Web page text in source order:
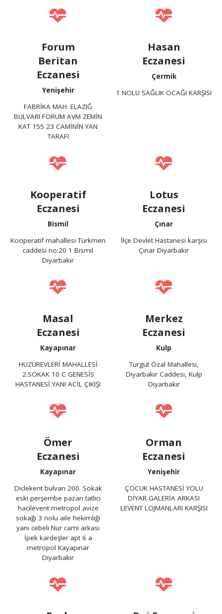
Forum
Beritan
Eczanesi
Yenişehir
FABRİKA MAH. ELAZIĞ
BULVARI FORUM AVM ZEMİN
KAT 155 23 CAMİNİN YAN
TARAFI
Hasan
Eczanesi
Çermik
1 NOLU SAĞLIK OCAĞI KARŞISI
Kooperatif
Eczanesi
Bismil
Kooperatif mahallesi Türkmen
caddesi no:20 1 Bismil
Diyarbakır
Lotus
Eczanesi
Çınar
İlçe Devlet Hastanesi karşısı
Çınar Diyarbakır
Masal
Eczanesi
Kayapınar
HUZUREVLERİ MAHALLESİ
2.SOKAK 10 C GENESİS
HASTANESİ YANI ACİL ÇIKIŞI
Merkez
Eczanesi
Kulp
Turgut Özal Mahallesi,
Diyarbakır Caddesi, Kulp
Diyarbakır
Ömer
Eczanesi
Kayapınar
Diclekent bulvarı 200. Sokak
eski perşembe pazarı tatlıcı
hacılevent metropol avize
sokağı 3 nolu aile hekimliği
yanı cebeli Nur cami arkası
İpek kardeşler apt 6 a
metropol Kayapınar
Diyarbakır
Orman
Eczanesi
Yenişehir
ÇOCUK HASTANESİ YOLU
DİYAR GALERİA ARKASI
LEVENT LOJMANLARI KARŞISI